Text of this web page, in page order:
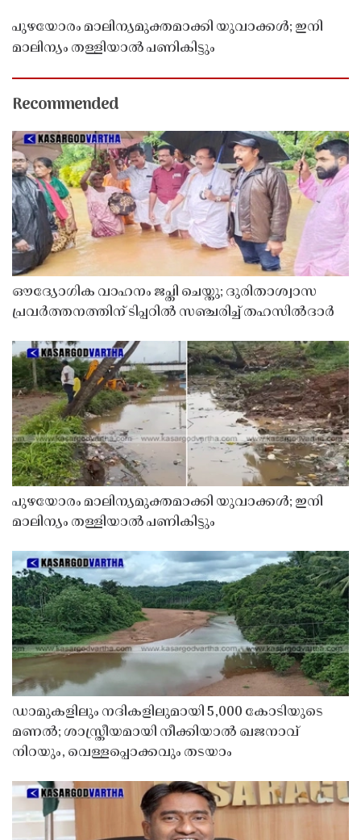
പുഴയോരം മാലിന്യമുക്തമാക്കി യുവാക്കൾ; ഇനി
മാലിന്യം തള്ളിയാൽ പണികിട്ടും
Recommended
ഔദ്യോഗിക വാഹനം ജപ്തി ചെയ്തു; ദുരിതാശ്വാസ
പ്രവർത്തനത്തിന് ടിപ്പറിൽ സഞ്ചരിച്ച് തഹസിൽദാർ
പുഴയോരം മാലിന്യമുക്തമാക്കി യുവാക്കൾ; ഇനി
മാലിന്യം തള്ളിയാൽ പണികിട്ടും
ഡാമുകളിലും നദികളിലുമായി 5,000 കോടിയുടെ
മണൽ; ശാസ്ത്രീയമായി നീക്കിയാൽ ഖജനാവ്
നിറയും, വെള്ളപ്പൊക്കവും തടയാം